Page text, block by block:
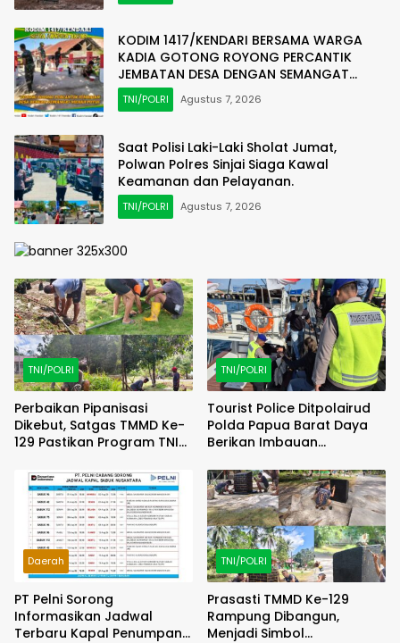
KODIM 1417/KENDARI BERSAMA WARGA
KADIA GOTONG ROYONG PERCANTIK
JEMBATAN DESA DENGAN SEMANGAT
MERAH PUTIH
TNI/POLRI Agustus 7, 2026
Saat Polisi Laki-Laki Sholat Jumat,
Polwan Polres Sinjai Siaga Kawal
Keamanan dan Pelayanan.
TNI/POLRI Agustus 7, 2026
TNI/POLRI
Perbaikan Pipanisasi
Dikebut, Satgas TMMD Ke-
129 Pastikan Program TNI
Segera Dinikmati Warga
Kampung Sesor
TNI/POLRI
Tourist Police Ditpolairud
Polda Papua Barat Daya
Berikan Imbauan
Wisatawan
Daerah
PT Pelni Sorong
Informasikan Jadwal
Terbaru Kapal Penumpang
TNI/POLRI
Prasasti TMMD Ke-129
Rampung Dibangun,
Menjadi Simbol